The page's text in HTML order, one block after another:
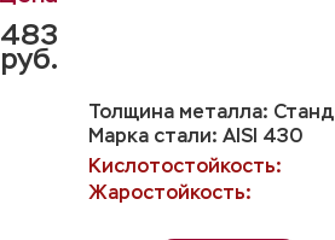
Толщина металла:
Марка стали: AISI 430
Кислотостойкость:
Жаростойкость:
483
руб.